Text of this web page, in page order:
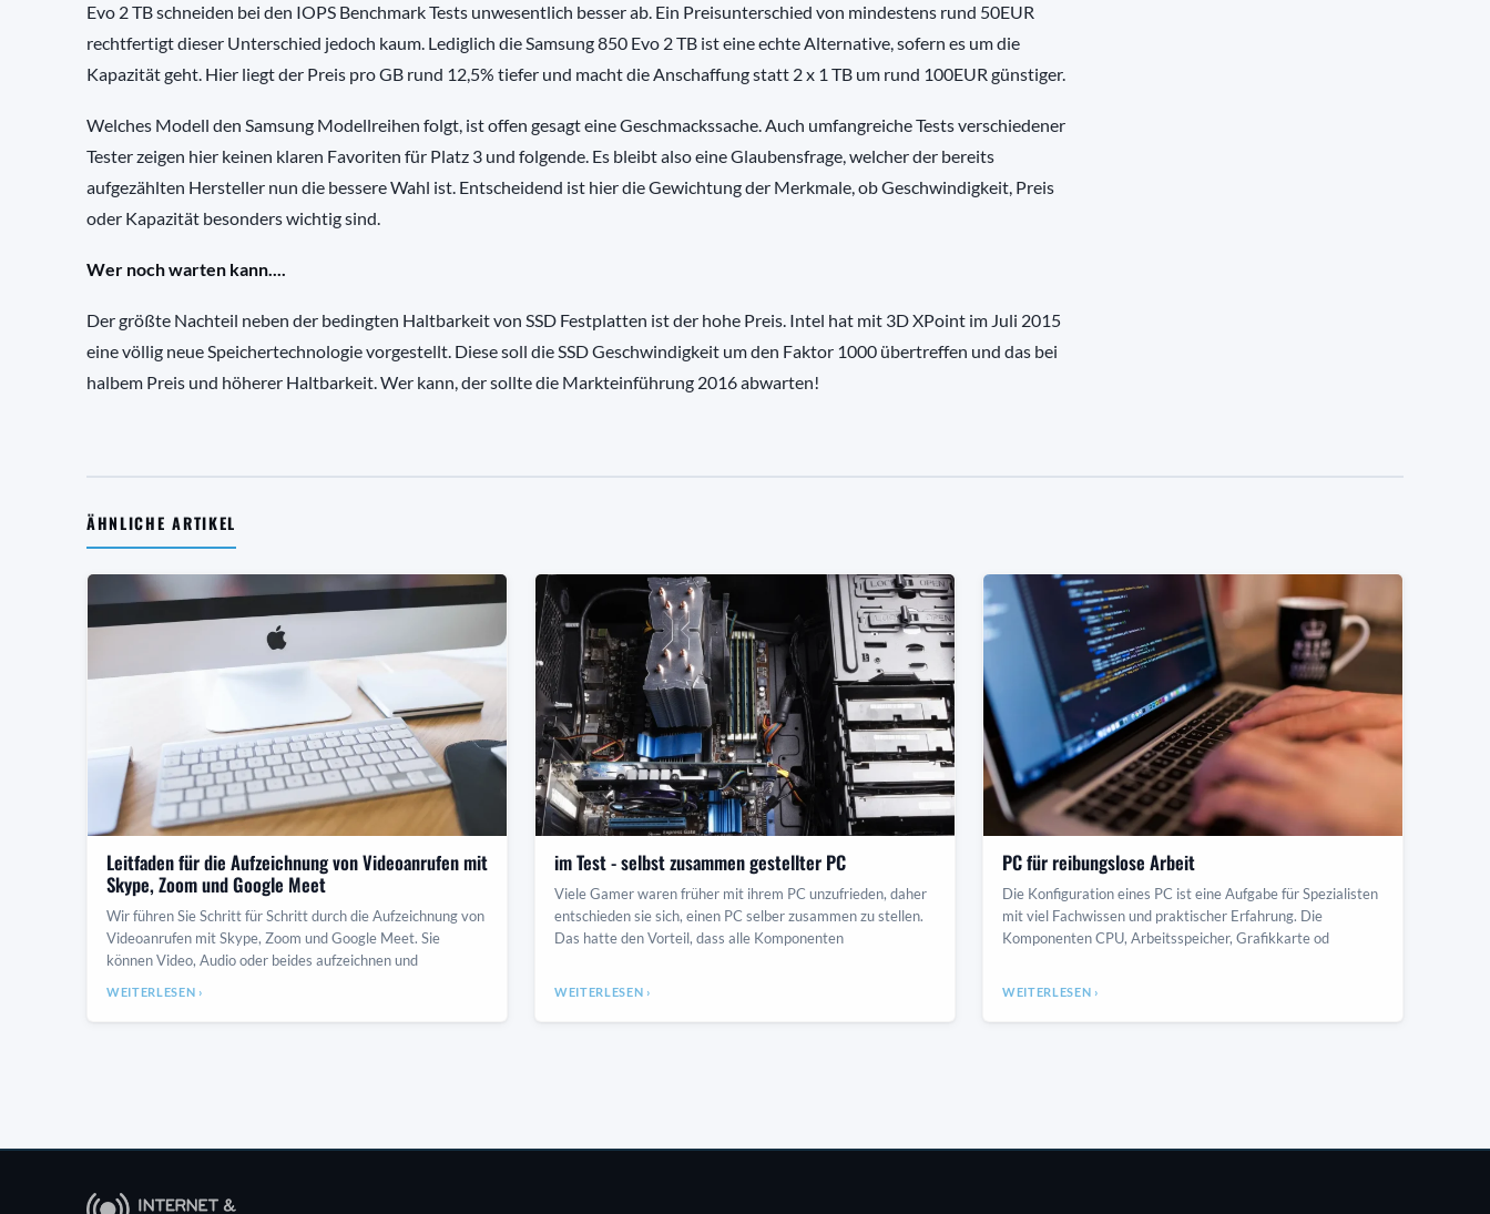
Evo 2 TB schneiden bei den IOPS Benchmark Tests unwesentlich besser ab. Ein Preisunterschied von mindestens rund 50EUR
rechtfertigt dieser Unterschied jedoch kaum. Lediglich die Samsung 850 Evo 2 TB ist eine echte Alternative, sofern es um die
Kapazität geht. Hier liegt der Preis pro GB rund 12,5% tiefer und macht die Anschaffung statt 2 x 1 TB um rund 100EUR günstiger.
Welches Modell den Samsung Modellreihen folgt, ist offen gesagt eine Geschmackssache. Auch umfangreiche Tests verschiedener
Tester zeigen hier keinen klaren Favoriten für Platz 3 und folgende. Es bleibt also eine Glaubensfrage, welcher der bereits
aufgezählten Hersteller nun die bessere Wahl ist. Entscheidend ist hier die Gewichtung der Merkmale, ob Geschwindigkeit, Preis
oder Kapazität besonders wichtig sind.
Wer noch warten kann....
Der größte Nachteil neben der bedingten Haltbarkeit von SSD Festplatten ist der hohe Preis. Intel hat mit 3D XPoint im Juli 2015
eine völlig neue Speichertechnologie vorgestellt. Diese soll die SSD Geschwindigkeit um den Faktor 1000 übertreffen und das bei
halbem Preis und höherer Haltbarkeit. Wer kann, der sollte die Markteinführung 2016 abwarten!
ÄHNLICHE ARTIKEL
Leitfaden für die Aufzeichnung von Videoanrufen mit
Skype, Zoom und Google Meet
Wir führen Sie Schritt für Schritt durch die Aufzeichnung von
Videoanrufen mit Skype, Zoom und Google Meet. Sie
können Video, Audio oder beides aufzeichnen und
WEITERLESEN ›
im Test - selbst zusammen gestellter PC
Viele Gamer waren früher mit ihrem PC unzufrieden, daher
entschieden sie sich, einen PC selber zusammen zu stellen.
Das hatte den Vorteil, dass alle Komponenten
WEITERLESEN ›
PC für reibungslose Arbeit
Die Konfiguration eines PC ist eine Aufgabe für Spezialisten
mit viel Fachwissen und praktischer Erfahrung. Die
Komponenten CPU, Arbeitsspeicher, Grafikkarte od
WEITERLESEN ›